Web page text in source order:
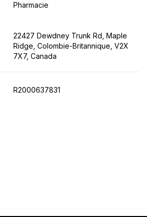
Pharmacie
22427 Dewdney Trunk Rd, Maple
Ridge, Colombie-Britannique, V2X
7X7, Canada
R2000637831